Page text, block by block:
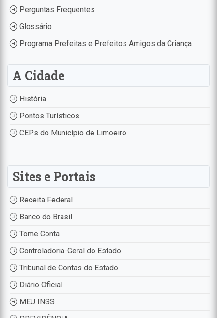
Perguntas Frequentes
Glossário
Programa Prefeitas e Prefeitos Amigos da Criança
A Cidade
História
Pontos Turísticos
CEPs do Município de Limoeiro
Sites e Portais
Receita Federal
Banco do Brasil
Tome Conta
Controladoria-Geral do Estado
Tribunal de Contas do Estado
Diário Oficial
MEU INSS